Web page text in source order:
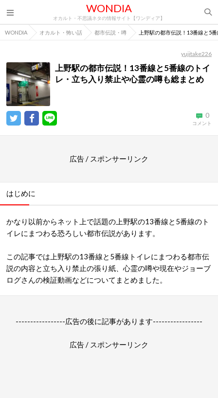
WONDIA
オカルト・不思議ネタの情報サイト【ワンディア】
WONDIA オカルト・怖い話 都市伝説・噂 上野駅の都市伝説！13番線と5
yujitake226
上野駅の都市伝説！13番線と5番線のトイ
レ・立ち入り禁止や心霊の噂も総まとめ
0
コメント
広告 / スポンサーリンク
はじめに
かなり以前からネット上で話題の上野駅の13番線と5番線のト
イレにまつわる恐ろしい都市伝説があります。
この記事では上野駅の13番線と5番線トイレにまつわる都市伝
説の内容と立ち入り禁止の張り紙、心霊の噂や現在やジョーブ
ログさんの検証動画などについてまとめました。
-----------------広告の後に記事があります-----------------
広告 / スポンサーリンク